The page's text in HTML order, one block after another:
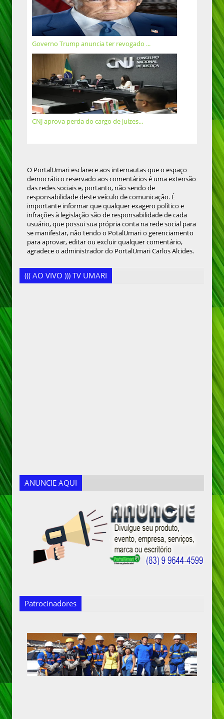
Governo Trump anuncia ter revogado ...
CNJ aprova perda do cargo de juízes...
O PortalUmari esclarece aos internautas que o espaço
democrático reservado aos comentários é uma extensão
das redes sociais e, portanto, não sendo de
responsabilidade deste veículo de comunicação. É
importante informar que qualquer exagero político e
infrações à legislação são de responsabilidade de cada
usuário, que possui sua própria conta na rede social para
se manifestar, não tendo o PotalUmari o gerenciamento
para aprovar, editar ou excluir qualquer comentário,
agradece o administrador do PortalUmari Carlos Alcides.
((( AO VIVO ))) TV UMARI
ANUNCIE AQUI
Patrocinadores